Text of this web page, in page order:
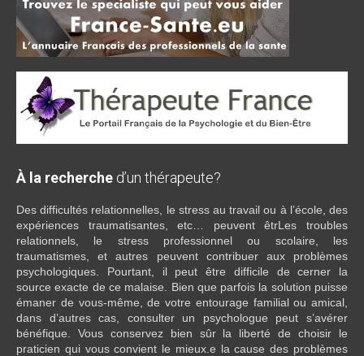
À la recherche d’un thérapeute?
Des difficultés relationnelles, le stress au travail ou à l’école, des
expériences traumatisantes, etc… peuvent êtrLes troubles
relationnels, le stress professionnel ou scolaire, les
traumatismes, et autres peuvent contribuer aux problèmes
psychologiques. Pourtant, il peut être difficile de cerner la
source exacte de ce malaise. Bien que parfois la solution puisse
émaner de vous-même, de votre entourage familial ou amical,
dans d’autres cas, consulter un psychologue peut s’avérer
bénéfique. Vous conservez bien sûr la liberté de choisir le
praticien qui vous convient le mieux.e la cause des problèmes